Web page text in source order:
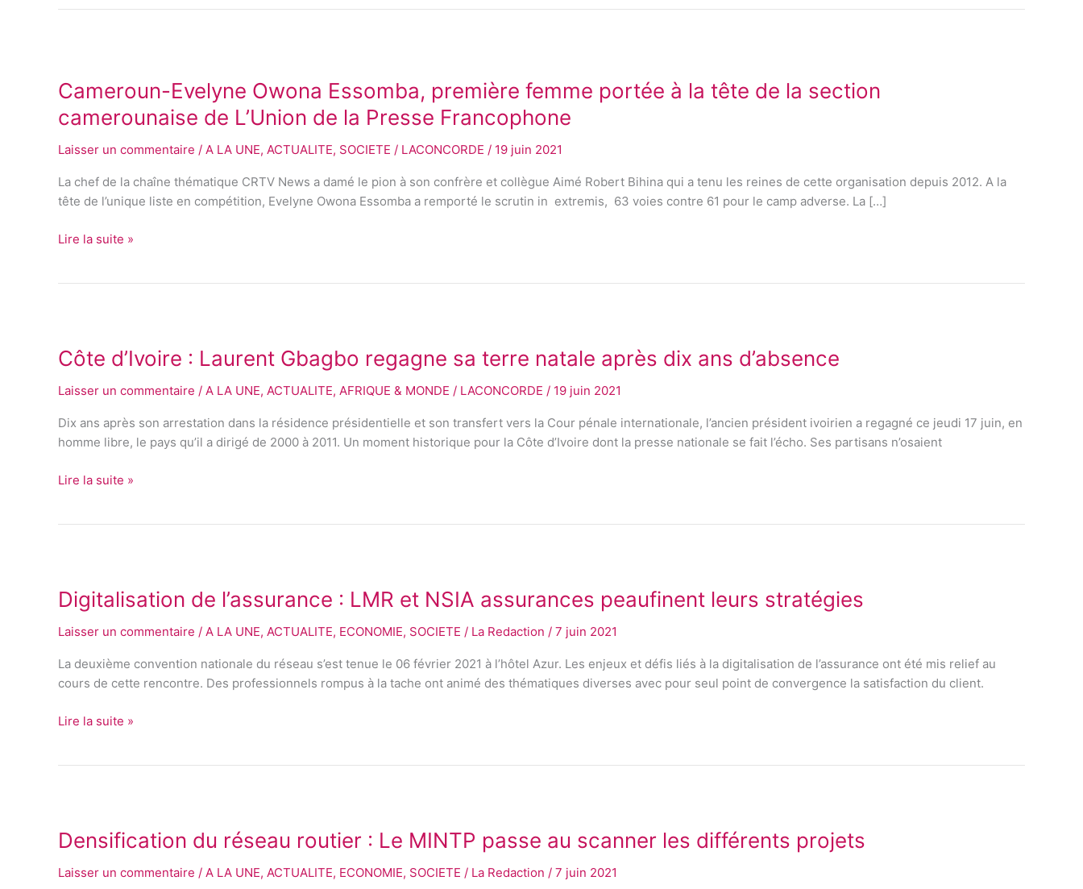
Cameroun-Evelyne Owona Essomba, première femme portée à la tête de la section
camerounaise de L’Union de la Presse Francophone
Laisser un commentaire / A LA UNE, ACTUALITE, SOCIETE / LACONCORDE / 19 juin 2021
La chef de la chaîne thématique CRTV News a damé le pion à son confrère et collègue Aimé Robert Bihina qui a tenu les reines de cette organisation depuis 2012. A la
tête de l’unique liste en compétition, Evelyne Owona Essomba a remporté le scrutin in extremis, 63 voies contre 61 pour le camp adverse. La […]
Owona
première
femme
à
la
de
section
de
Presse
Francophone
Lire la suite »
Côte d’Ivoire : Laurent Gbagbo regagne sa terre natale après dix ans d’absence
Laisser un commentaire / A LA UNE, ACTUALITE, AFRIQUE & MONDE / LACONCORDE / 19 juin 2021
Dix ans après son arrestation dans la résidence présidentielle et son transfert vers la Cour pénale internationale, l’ancien président ivoirien a regagné ce jeudi 17 juin, en
homme libre, le pays qu’il a dirigé de 2000 à 2011. Un moment historique pour la Côte d’Ivoire dont la presse nationale se fait l’écho. Ses partisans n’osaient
:
Gbagbo
sa
terre
natale
après
ans
Lire la suite »
Digitalisation de l’assurance : LMR et NSIA assurances peaufinent leurs stratégies
Laisser un commentaire / A LA UNE, ACTUALITE, ECONOMIE, SOCIETE / La Redaction / 7 juin 2021
La deuxième convention nationale du réseau s’est tenue le 06 février 2021 à l’hôtel Azur. Les enjeux et défis liés à la digitalisation de l’assurance ont été mis relief au
cours de cette rencontre. Des professionnels rompus à la tache ont animé des thématiques diverses avec pour seul point de convergence la satisfaction du client.
l’assurance :
LMR
et
assurances
peaufinent
leurs
stratégies
Lire la suite »
Densification du réseau routier : Le MINTP passe au scanner les différents projets
Laisser un commentaire / A LA UNE, ACTUALITE, ECONOMIE, SOCIETE / La Redaction / 7 juin 2021
réseau
: